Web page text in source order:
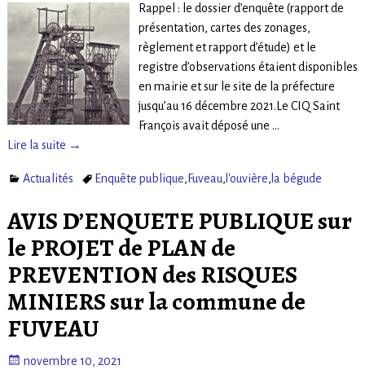
Rappel : le dossier d’enquête (rapport de
présentation, cartes des zonages,
règlement et rapport d’étude) et le
registre d’observations étaient disponibles
en mairie et sur le site de la préfecture
jusqu’au 16 décembre 2021.Le CIQ Saint
François avait déposé une …
Lire la suite →
Actualités Enquête publique, Fuveau, l'ouvière, la bégude
AVIS D’ENQUETE PUBLIQUE sur
le PROJET de PLAN de
PREVENTION des RISQUES
MINIERS sur la commune de
FUVEAU
novembre 10, 2021